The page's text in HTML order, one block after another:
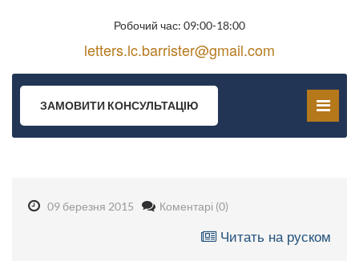
Робочий час: 09:00-18:00
letters.lc.barrister@gmail.com
ЗАМОВИТИ КОНСУЛЬТАЦІЮ
09 березня 2015 Коментарі (0)
Читать на руском